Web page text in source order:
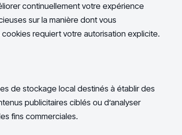
continuellement votre expérience
sur la manière dont vous
requiert votre autorisation explicite.
de stockage local destinés à établir des
publicitaires ciblés ou d’analyser
fins commerciales.